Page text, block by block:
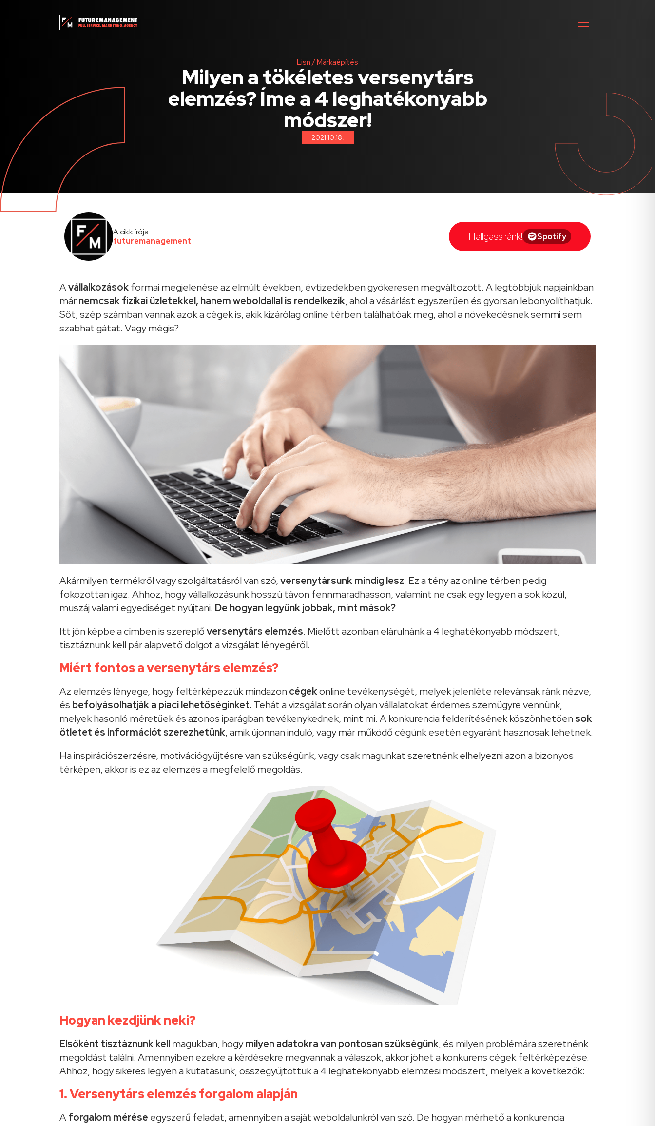
Lisn /Márkaépítés
Milyen a tökéletes versenytárs
elemzés? Íme a 4 leghatékonyabb
módszer!
2021.10.18.
A cikk írója:
futuremanagement
Hallgass ránk! Spotify
Avállalkozásokformai megjelenése az elmúlt években, évtizedekben gyökeresen megváltozott. A legtöbbjük napjainkban
márnemcsak fizikai üzletekkel, hanem weboldallal is rendelkezik, ahol a vásárlást egyszerűen és gyorsan lebonyolíthatjuk.
Sőt, szép számban vannak azok a cégek is, akik kizárólag online térben találhatóak meg, ahol a növekedésnek semmi sem
szabhat gátat. Vagy mégis?
Akármilyen termékről vagy szolgáltatásról van szó,versenytársunk mindig lesz. Ez a tény az online térben pedig
fokozottan igaz. Ahhoz, hogy vállalkozásunk hosszú távon fennmaradhasson, valamint ne csak egy legyen a sok közül,
muszáj valami egyediséget nyújtani. De hogyan legyünk jobbak, mint mások?
Itt jön képbe a címben is szereplőversenytárs elemzés. Mielőtt azonban elárulnánk a 4 leghatékonyabb módszert,
tisztáznunk kell pár alapvető dolgot a vizsgálat lényegéről.
Miért fontos a versenytárs elemzés?
Az elemzés lényege, hogy feltérképezzük mindazoncégekonline tevékenységét, melyek jelenléte relevánsak ránk nézve,
és befolyásolhatják a piaci lehetőséginket.Tehát a vizsgálat során olyan vállalatokat érdemes szemügyre vennünk,
melyek hasonló méretűek és azonos iparágban tevékenykednek, mint mi. A konkurencia felderítésének köszönhetőensok
ötletet és információt szerezhetünk, amik újonnan induló, vagy már működő cégünk esetén egyaránt hasznosak lehetnek.
Ha inspirációszerzésre, motivációgyűjtésre van szükségünk, vagy csak magunkat szeretnénk elhelyezni azon a bizonyos
térképen, akkor is ez az elemzés a megfelelő megoldás.
Hogyan kezdjünk neki?
Elsőként tisztáznunk kellmagukban, hogymilyen adatokra van pontosan szükségünk, és milyen problémára szeretnénk
megoldást találni. Amennyiben ezekre a kérdésekre megvannak a válaszok, akkor jöhet a konkurens cégek feltérképezése.
Ahhoz, hogy sikeres legyen a kutatásunk, összegyűjtöttük a 4 leghatékonyabb elemzési módszert, melyek a következők:
1. Versenytárs elemzés forgalom alapján
Aforgalom mérése egyszerű feladat, amennyiben a saját weboldalunkról van szó. De hogyan mérhető a konkurencia